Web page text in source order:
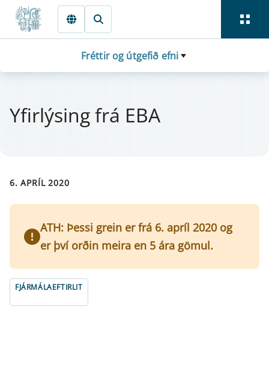
Fara beint í Meginmál
Fréttir og útgefið efni
Yfi­r­lýs­ing frá EBA
6. APRÍL 2020
ATH: Þessi grein er frá 6. apríl 2020 og
er því orðin meira en 5 ára gömul.
FJÁRMÁLAEFTIRLIT